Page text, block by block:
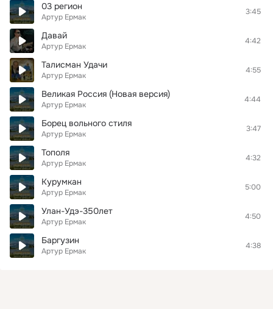
03 регион
Артур Ермак
3:45
Давай
Артур Ермак
4:42
Талисман Удачи
Артур Ермак
4:55
Великая Россия (Новая версия)
Артур Ермак
4:44
Борец вольного стиля
Артур Ермак
3:47
Тополя
Артур Ермак
4:32
Курумкан
Артур Ермак
5:00
Улан-Удэ-350лет
Артур Ермак
4:50
Баргузин
Артур Ермак
4:38